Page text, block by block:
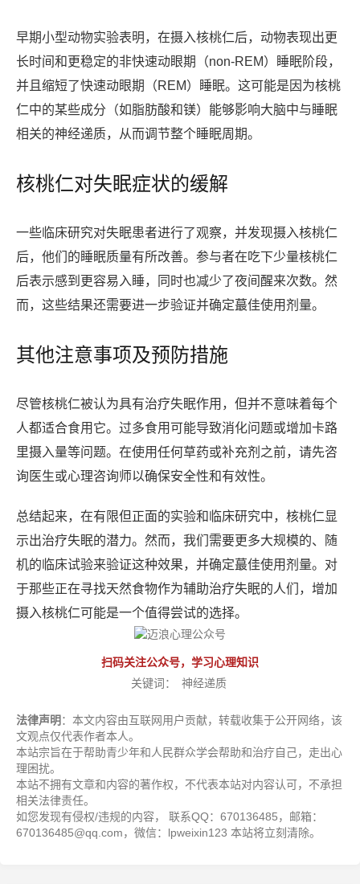
早期小型动物实验表明，在摄入核桃仁后，动物表现出更
长时间和更稳定的非快速动眼期（non-REM）睡眠阶段，
并且缩短了快速动眼期（REM）睡眠。这可能是因为核桃
仁中的某些成分（如脂肪酸和镁）能够影响大脑中与睡眠
相关的神经递质，从而调节整个睡眠周期。
核桃仁对失眠症状的缓解
一些临床研究对失眠患者进行了观察，并发现摄入核桃仁
后，他们的睡眠质量有所改善。参与者在吃下少量核桃仁
后表示感到更容易入睡，同时也减少了夜间醒来次数。然
而，这些结果还需要进一步验证并确定蕞佳使用剂量。
其他注意事项及预防措施
尽管核桃仁被认为具有治疗失眠作用，但并不意味着每个
人都适合食用它。过多食用可能导致消化问题或增加卡路
里摄入量等问题。在使用任何草药或补充剂之前，请先咨
询医生或心理咨询师以确保安全性和有效性。
总结起来，在有限但正面的实验和临床研究中，核桃仁显
示出治疗失眠的潜力。然而，我们需要更多大规模的、随
机的临床试验来验证这种效果，并确定蕞佳使用剂量。对
于那些正在寻找天然食物作为辅助治疗失眠的人们，增加
摄入核桃仁可能是一个值得尝试的选择。
扫码关注公众号，学习心理知识
关键词：
神经递质
法律声明 ：本文内容由互联网用户贡献，转载收集于公开网络，该
文观点仅代表作者本人。
本站宗旨在于帮助青少年和人民群众学会帮助和治疗自己，走出心
理困扰。
本站不拥有文章和内容的著作权，不代表本站对内容认可，不承担
相关法律责任。
如您发现有侵权/违规的内容， 联系QQ：670136485，邮箱：
670136485@qq.com，微信：lpweixin123 本站将立刻清除。